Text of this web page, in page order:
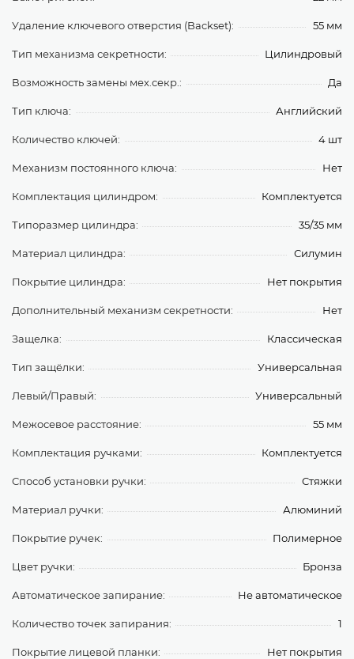
Удаление ключевого отверстия (Backset): 55 мм
Тип механизма секретности: Цилиндровый
Возможность замены мех.секр.: Да
Тип ключа: Английский
Количество ключей: 4 шт
Механизм постоянного ключа: Нет
Комплектация цилиндром: Комплектуется
Типоразмер цилиндра: 35/35 мм
Материал цилиндра: Силумин
Покрытие цилиндра: Нет покрытия
Дополнительный механизм секретности: Нет
Защелка: Классическая
Тип защёлки: Универсальная
Левый/Правый: Универсальный
Межосевое расстояние: 55 мм
Комплектация ручками: Комплектуется
Способ установки ручки: Стяжки
Материал ручки: Алюминий
Покрытие ручек: Полимерное
Цвет ручки: Бронза
Автоматическое запирание: Не автоматическое
Количество точек запирания: 1
Покрытие лицевой планки: Нет покрытия